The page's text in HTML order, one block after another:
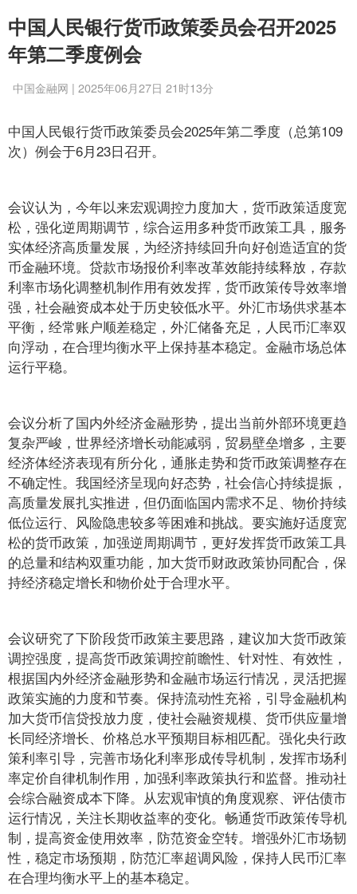
中国人民银行货币政策委员会召开2025
年第二季度例会
中国金融网 | 2025年06月27日 21时13分
中国人民银行货币政策委员会2025年第二季度（总第109
次）例会于6月23日召开。
会议认为，今年以来宏观调控力度加大，货币政策适度宽
松，强化逆周期调节，综合运用多种货币政策工具，服务
实体经济高质量发展，为经济持续回升向好创造适宜的货
币金融环境。贷款市场报价利率改革效能持续释放，存款
利率市场化调整机制作用有效发挥，货币政策传导效率增
强，社会融资成本处于历史较低水平。外汇市场供求基本
平衡，经常账户顺差稳定，外汇储备充足，人民币汇率双
向浮动，在合理均衡水平上保持基本稳定。金融市场总体
运行平稳。
会议分析了国内外经济金融形势，提出当前外部环境更趋
复杂严峻，世界经济增长动能减弱，贸易壁垒增多，主要
经济体经济表现有所分化，通胀走势和货币政策调整存在
不确定性。我国经济呈现向好态势，社会信心持续提振，
高质量发展扎实推进，但仍面临国内需求不足、物价持续
低位运行、风险隐患较多等困难和挑战。要实施好适度宽
松的货币政策，加强逆周期调节，更好发挥货币政策工具
的总量和结构双重功能，加大货币财政政策协同配合，保
持经济稳定增长和物价处于合理水平。
会议研究了下阶段货币政策主要思路，建议加大货币政策
调控强度，提高货币政策调控前瞻性、针对性、有效性，
根据国内外经济金融形势和金融市场运行情况，灵活把握
政策实施的力度和节奏。保持流动性充裕，引导金融机构
加大货币信贷投放力度，使社会融资规模、货币供应量增
长同经济增长、价格总水平预期目标相匹配。强化央行政
策利率引导，完善市场化利率形成传导机制，发挥市场利
率定价自律机制作用，加强利率政策执行和监督。推动社
会综合融资成本下降。从宏观审慎的角度观察、评估债市
运行情况，关注长期收益率的变化。畅通货币政策传导机
制，提高资金使用效率，防范资金空转。增强外汇市场韧
性，稳定市场预期，防范汇率超调风险，保持人民币汇率
在合理均衡水平上的基本稳定。